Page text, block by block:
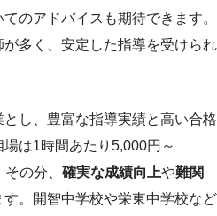
のアドバイスも期待できます。
多く、安定した指導を受けられ
し、豊富な指導実績と高い合格
は1時間あたり5,000円～
の分、 確実な成績向上や難関
す。開智中学校や栄東中学校など